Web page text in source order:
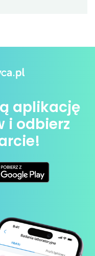
aplikację
i odbierz